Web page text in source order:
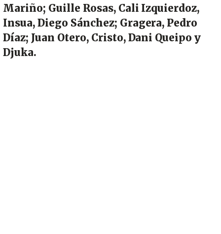
Mariño; Guille Rosas, Cali Izquierdoz,
Insua, Diego Sánchez; Gragera, Pedro
Díaz; Juan Otero, Cristo, Dani Queipo y
Djuka.